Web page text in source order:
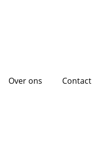
Over ons Contact